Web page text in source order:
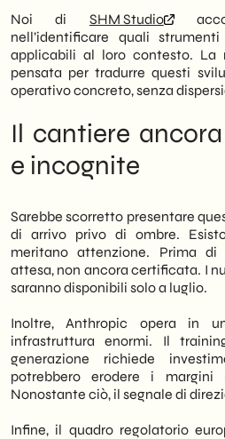
Noi di SHM Studio
nell’identificare quali
applicabili al loro contesto. La
pensata per tradurre questi
operativo concreto, senza
Il cantiere
e incognite
Sarebbe scorretto presentare
di arrivo privo di ombre.
meritano attenzione. Prima
attesa, non ancora certificata. I
saranno disponibili solo a luglio.
Inoltre, Anthropic opera in
infrastruttura enormi. Il
generazione richiede
potrebbero erodere i margini
Nonostante ciò, il segnale di
Infine, il quadro regolatorio